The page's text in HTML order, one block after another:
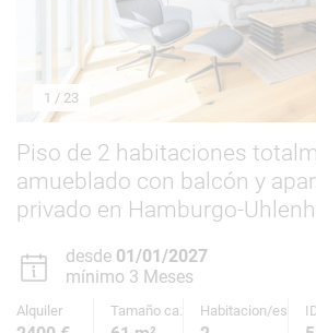
1 / 23
Piso de 2 habitaciones
amueblado con balcón y
privado en Hamburgo-
desde 01/01/2027
mínimo 3 Meses
Alquiler Tamaño ca. Habitacion/es